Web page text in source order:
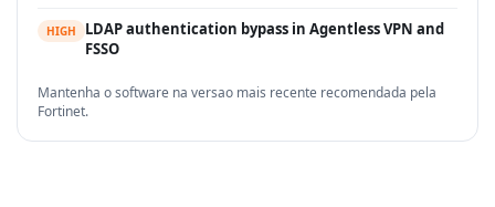
HIGH
LDAP authentication bypass in Agentless VPN and
FSSO
Mantenha o software na versao mais recente recomendada pela
Fortinet.